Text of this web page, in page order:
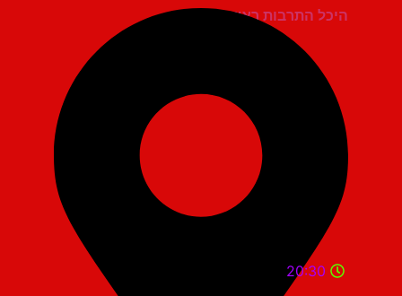
היכל התרבות ראשון לציון
20:30